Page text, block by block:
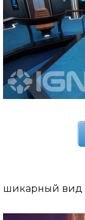
шикарный вид